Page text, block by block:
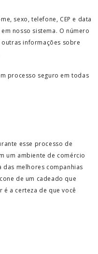
sexo, telefone, CEP e data
nosso sistema. O número
informações sobre
processo seguro em todas
esse processo de
um ambiente de comércio
melhores companhias
de um cadeado que
a certeza de que você